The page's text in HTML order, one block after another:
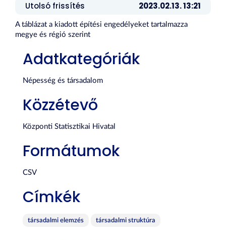
Utolsó frissítés 2023.02.13. 13:21
A táblázat a kiadott építési engedélyeket tartalmazza
megye és régió szerint
Adatkategóriák
Népesség és társadalom
Közzétevő
Központi Statisztikai Hivatal
Formátumok
CSV
Címkék
társadalmi elemzés társadalmi struktúra